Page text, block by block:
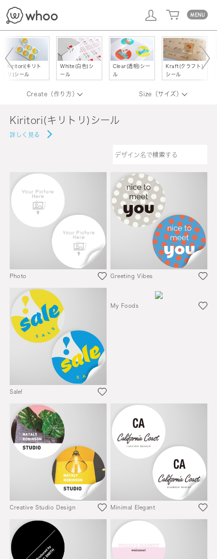
Kiritori(キリト
リ)シール
White(白色)シ
ール
Clear(透明)シー
ル
Kraft(クラフト)
シール
Create（作り方） Size（サイズ）
Kiritori(キリトリ)シール
詳しく見る
Photo Greeting Vibes
Sale!
My Foods
Creative Studio Design Minimal Elegant